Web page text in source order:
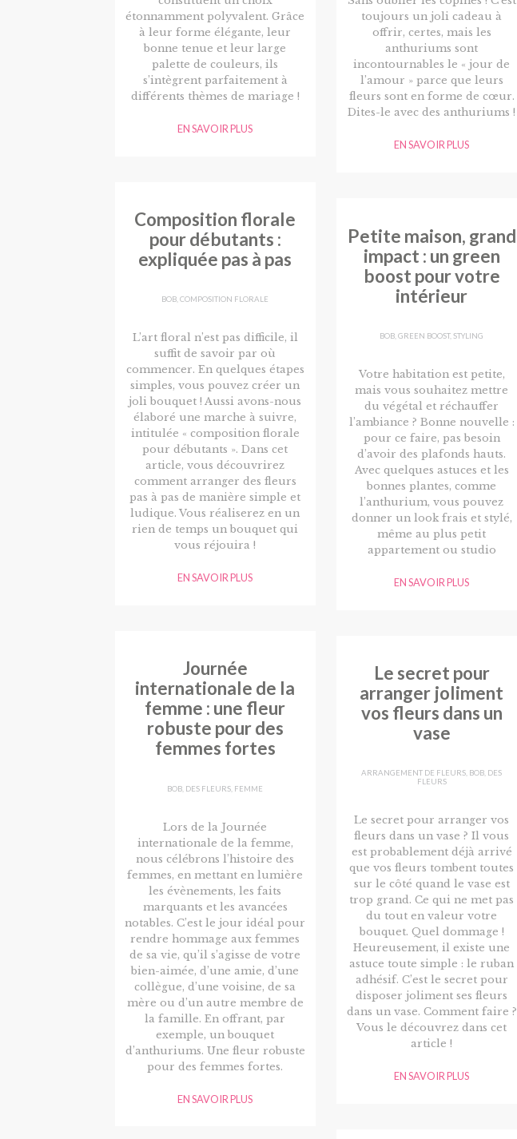
étonnamment polyvalent. Grâce
à leur forme élégante, leur
bonne tenue et leur large
palette de couleurs, ils
s’intègrent parfaitement à
différents thèmes de mariage !
EN SAVOIR PLUS
Composition florale
pour débutants :
expliquée pas à pas
BOB,COMPOSITION FLORALE
L’art floral n’est pas difficile, il
suffit de savoir par où
commencer. En quelques étapes
simples, vous pouvez créer un
joli bouquet ! Aussi avons-nous
élaboré une marche à suivre,
intitulée « composition florale
pour débutants ». Dans cet
article, vous découvrirez
comment arranger des fleurs
pas à pas de manière simple et
ludique. Vous réaliserez en un
rien de temps un bouquet qui
vous réjouira !
EN SAVOIR PLUS
Journée
internationale de la
femme : une fleur
robuste pour des
femmes fortes
BOB DES FLEURS FEMME
Lors de la Journée
internationale de la femme,
nous célébrons l’histoire des
femmes, en mettant en lumière
les évènements, les faits
marquants et les avancées
notables. C’est le jour idéal pour
rendre hommage aux femmes
de sa vie, qu’il s’agisse de votre
bien-aimée, d’une amie, d’une
collègue, d’une voisine, de sa
mère ou d’un autre membre de
la famille. En offrant, par
exemple, un bouquet
d’anthuriums. Une fleur robuste
pour des femmes fortes.
EN SAVOIR PLUS
toujours un joli cadeau à
offrir, certes, mais les
anthuriums sont
incontournables le « jour de
l’amour » parce que leurs
fleurs sont en forme de cœur.
Dites-le avec des anthuriums !
EN SAVOIR PLUS
Petite maison, grand
impact : un green
boost pour votre
intérieur
BOB GREEN BOOST, STYLING
Votre habitation est petite,
mais vous souhaitez mettre
du végétal et réchauffer
l’ambiance ? Bonne nouvelle :
pour ce faire, pas besoin
d’avoir des plafonds hauts.
Avec quelques astuces et les
bonnes plantes, comme
l’anthurium, vous pouvez
donner un look frais et stylé,
même au plus petit
appartement ou studio
EN SAVOIR PLUS
Le secret pour
arranger joliment
vos fleurs dans un
vase
ARRANGEMENT DE FLEURS, BOB, DES
FLEURS
Le secret pour arranger vos
fleurs dans un vase ? Il vous
est probablement déjà arrivé
que vos fleurs tombent toutes
sur le côté quand le vase est
trop grand. Ce qui ne met pas
du tout en valeur votre
bouquet. Quel dommage !
Heureusement, il existe une
astuce toute simple : le ruban
adhésif. C’est le secret pour
disposer joliment ses fleurs
dans un vase. Comment faire ?
Vous le découvrez dans cet
article !
EN SAVOIR PLUS